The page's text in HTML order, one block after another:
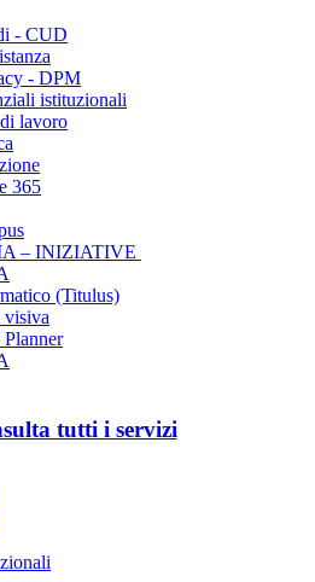
- CUD
- DPM
istituzionali
lavoro
365
– INIZIATIVE
(Titulus)
visiva
tutti i servizi